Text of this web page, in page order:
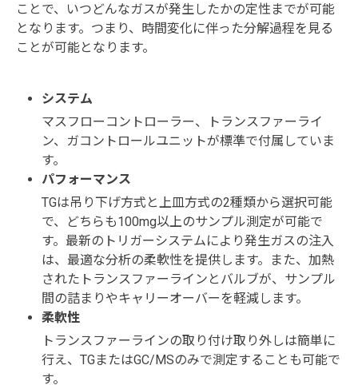
ことで、いつどんなガスが発生したかの定性までが可能
となります。つまり、時間変化に伴った分解過程を見る
ことが可能となります。
システム
マスフローコントローラー、トランスファーライ
ン、ガコントロールユニットが標準で付属していま
す。
パフォーマンス
TGは吊り下げ方式と上皿方式の2種類から選択可能
で、どちらも100mg以上のサンプル測定が可能で
す。最新のトリガーシステムにより発生ガスの注入
は、最適な分析の柔軟性を提供します。また、加熱
されたトランスファーラインとバルブが、サンプル
間の詰まりやキャリーオーバーを軽減します。
柔軟性
トランスファーラインの取り付け取り外しは簡単に
行え、TGまたはGC/MSのみで測定することも可能で
す。